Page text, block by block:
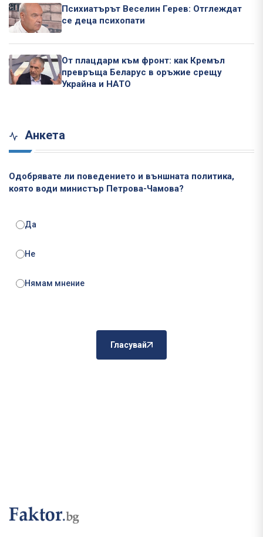
Психиатърът Веселин Герев: Отглеждат
се деца психопати
От плацдарм към фронт: как Кремъл
превръща Беларус в оръжие срещу
Украйна и НАТО
Анкета
Одобрявате ли поведението и външната политика,
която води министър Петрова-Чамова?
Да
Не
Нямам мнение
Гласувай